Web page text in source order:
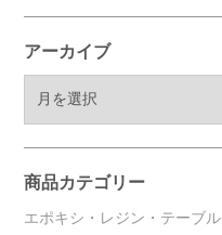
アーカイブ
ブ
商品カテゴリー
エポキシ・レジン・テーブル